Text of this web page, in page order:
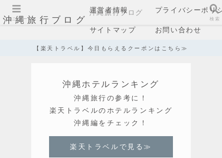
沖縄旅行ブログ
運営者情報 プライバシーポリ
サイトマップ お問い合わせ
【楽天トラベル】今日もらえるクーポンはこちら≫
沖縄ホテルランキング
沖縄旅行の参考に！
楽天トラベルのホテルランキング
沖縄編をチェック！
楽天トラベルで見る≫
メニュー
沖縄旅行ブログ
検索